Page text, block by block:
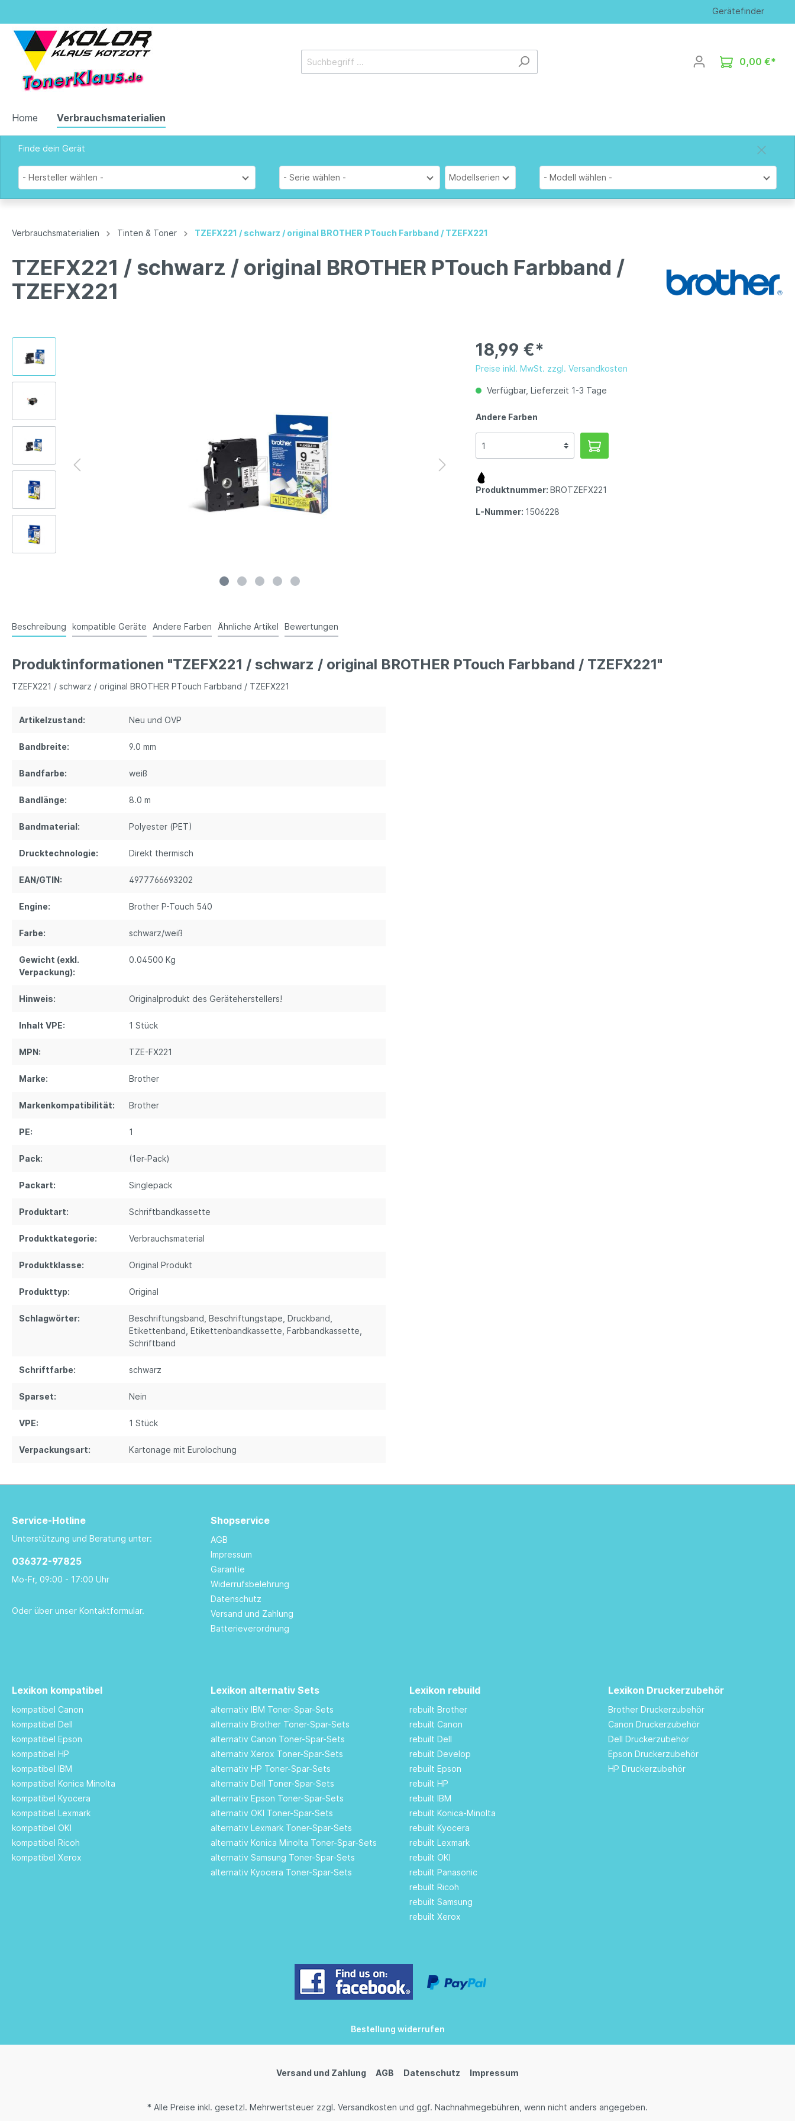
Gerätefinder
0,00 €*
Home Verbrauchsmaterialien
Finde dein Gerät
- Hersteller wählen - - Serie wählen - Modellserien - Modell wählen -
Verbrauchsmaterialien Tinten & Toner TZEFX221 / schwarz / original BROTHER PTouch Farbband / TZEFX221
TZEFX221 / schwarz / original BROTHER PTouch Farbband /
TZEFX221
18,99 €*
Preise inkl. MwSt. zzgl. Versandkosten
Verfügbar, Lieferzeit 1-3 Tage
Andere Farben
Produktnummer: BROTZEFX221
L-Nummer: 1506228
Beschreibung kompatible Geräte Andere Farben Ähnliche Artikel Bewertungen
Produktinformationen "TZEFX221 / schwarz / original BROTHER PTouch Farbband / TZEFX221"
TZEFX221 / schwarz / original BROTHER PTouch Farbband / TZEFX221
Artikelzustand: Neu und OVP
Bandbreite: 9.0 mm
Bandfarbe: weiß
Bandlänge: 8.0 m
Bandmaterial: Polyester (PET)
Drucktechnologie: Direkt thermisch
EAN/GTIN: 4977766693202
Engine: Brother P-Touch 540
Farbe: schwarz/weiß
Gewicht (exkl.
Verpackung):
0.04500 Kg
Hinweis: Originalprodukt des Geräteherstellers!
Inhalt VPE: 1 Stück
MPN: TZE-FX221
Marke: Brother
Markenkompatibilität: Brother
PE: 1
Pack: (1er-Pack)
Packart: Singlepack
Produktart: Schriftbandkassette
Produktkategorie: Verbrauchsmaterial
Produktklasse: Original Produkt
Produkttyp: Original
Schlagwörter: Beschriftungsband , Beschriftungstape , Druckband
Etikettenband , Etikettenbandkassette , Farbbandkassette
Schriftband
Schriftfarbe: schwarz
Sparset: Nein
VPE: 1 Stück
Verpackungsart: Kartonage mit Eurolochung
Service-Hotline
Unterstützung und Beratung unter:
036372-97825
Mo-Fr, 09:00 - 17:00 Uhr
Oder über unser Kontaktformular.
Shopservice
AGB
Impressum
Garantie
Widerrufsbelehrung
Datenschutz
Versand und Zahlung
Batterieverordnung
Lexikon kompatibel
kompatibel Canon
kompatibel Dell
kompatibel Epson
kompatibel HP
kompatibel IBM
kompatibel Konica Minolta
kompatibel Kyocera
kompatibel Lexmark
kompatibel OKI
kompatibel Ricoh
kompatibel Xerox
Lexikon alternativ Sets
alternativ IBM Toner-Spar-Sets
alternativ Brother Toner-Spar-Sets
alternativ Canon Toner-Spar-Sets
alternativ Xerox Toner-Spar-Sets
alternativ HP Toner-Spar-Sets
alternativ Dell Toner-Spar-Sets
alternativ Epson Toner-Spar-Sets
alternativ OKI Toner-Spar-Sets
alternativ Lexmark Toner-Spar-Sets
alternativ Konica Minolta Toner-Spar-Sets
alternativ Samsung Toner-Spar-Sets
alternativ Kyocera Toner-Spar-Sets
Lexikon rebuild
rebuilt Brother
rebuilt Canon
rebuilt Dell
rebuilt Develop
rebuilt Epson
rebuilt HP
rebuilt IBM
rebuilt Konica-Minolta
rebuilt Kyocera
rebuilt Lexmark
rebuilt OKI
rebuilt Panasonic
rebuilt Ricoh
rebuilt Samsung
rebuilt Xerox
Lexikon Druckerzubehör
Brother Druckerzubehör
Canon Druckerzubehör
Dell Druckerzubehör
Epson Druckerzubehör
HP Druckerzubehör
Bestellung widerrufen
Versand und Zahlung AGB Datenschutz Impressum
* Alle Preise inkl. gesetzl. Mehrwertsteuer zzgl. Versandkosten und ggf. Nachnahmegebühren, wenn nicht anders angegeben.